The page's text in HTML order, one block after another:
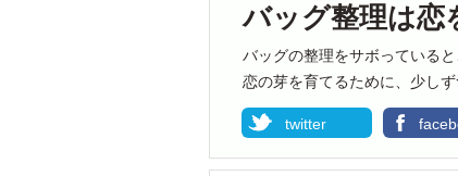
バッグ整理は恋
バッグの整理をサボっている
恋の芽を育てるために、少し
twitter